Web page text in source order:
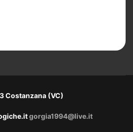
Costanzana (VC)
gorgia1994@live.it